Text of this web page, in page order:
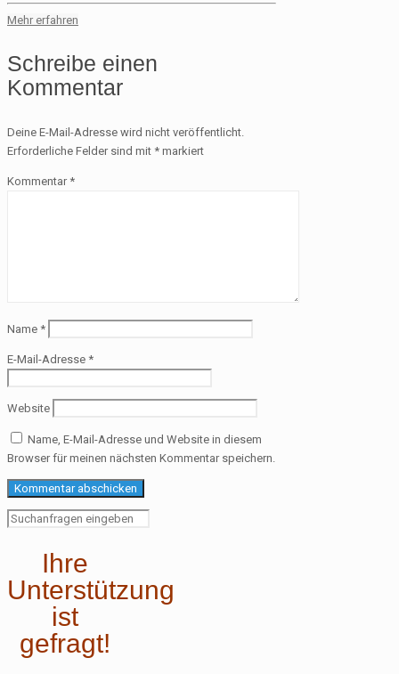
Mehr erfahren
Schreibe einen
Kommentar
Deine E-Mail-Adresse wird nicht veröffentlicht.
Erforderliche Felder sind mit * markiert
Kommentar *
Name *
E-Mail-Adresse *
Website
Name, E-Mail-Adresse und Website in diesem
Browser für meinen nächsten Kommentar speichern.
Ihre
Unterstützung
ist
gefragt!